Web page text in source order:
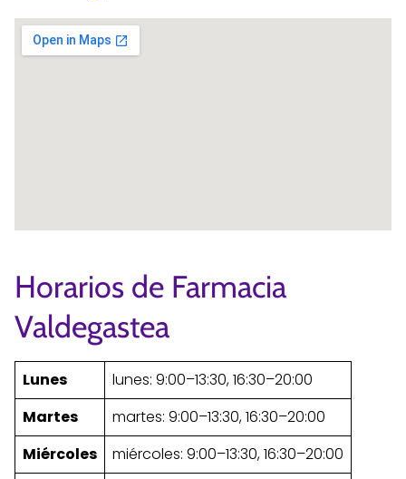
Horarios de Farmacia
Valdegastea
Lunes
lunes: 9:00–13:30, 16:30–20:00
Martes
martes: 9:00–13:30, 16:30–20:00
Miércoles
miércoles: 9:00–13:30, 16:30–20:00